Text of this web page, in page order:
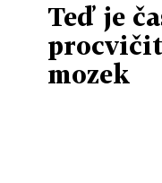
Teď je
procvičit
mozek